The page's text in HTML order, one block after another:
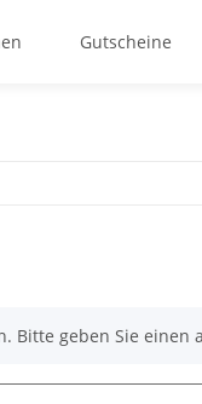
Gutscheine
Bitte geben Sie einen